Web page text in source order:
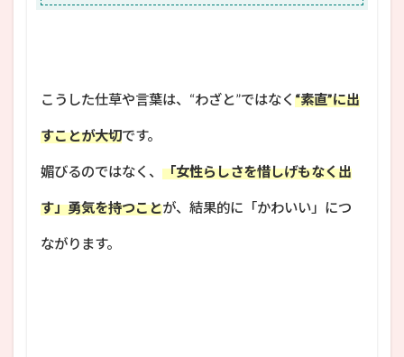
こうした仕草や言葉は、“わざと”ではなく “素直”に出
すことが大切です。
媚びるのではなく、 「女性らしさを惜しげもなく出
す」勇気を持つことが、結果的に「かわいい」につ
ながります。